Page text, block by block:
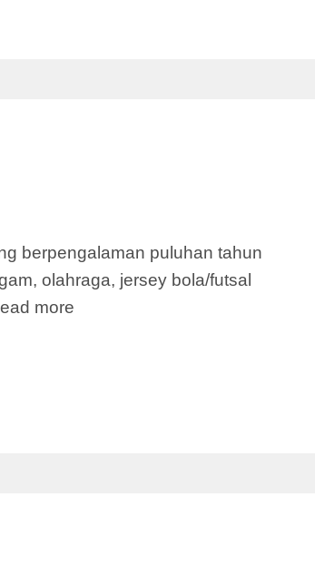
berpengalaman puluhan tahun
olahraga, jersey bola/futsal
more